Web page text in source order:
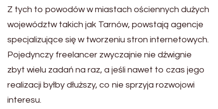
Z tych to powodów w miastach ościennych dużych
województw takich jak Tarnów, powstają agencje
specjalizujące się w tworzeniu stron internetowych.
Pojedynczy freelancer zwyczajnie nie dźwignie
zbyt wielu zadań na raz, a jeśli nawet to czas jego
realizacji byłby dłuższy, co nie sprzyja rozwojowi
interesu.